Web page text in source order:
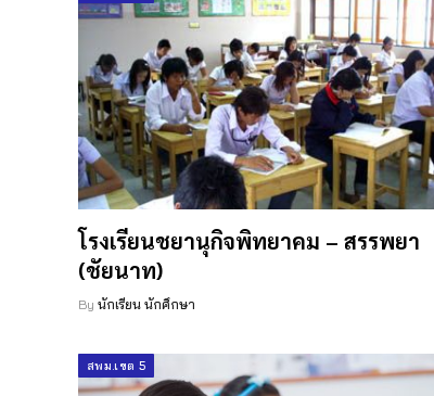
โรงเรียนชยานุกิจพิทยาคม – สรรพยา
(ชัยนาท)
By นักเรียน นักศึกษา
สพม.เขต 5